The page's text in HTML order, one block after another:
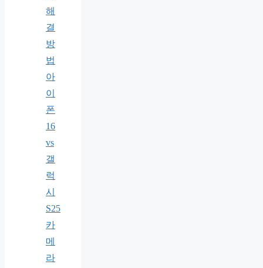
해
결
방
법
아
이
폰
16
vs
갤
럭
시
S25
카
메
라